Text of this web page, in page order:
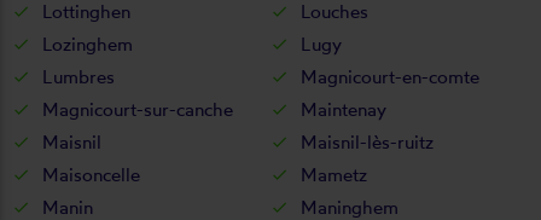
Lottinghen
Louches
Lozinghem
Lugy
Lumbres
Magnicourt-en-comte
Magnicourt-sur-canche
Maintenay
Maisnil
Maisnil-lès-ruitz
Maisoncelle
Mametz
Manin
Maninghem